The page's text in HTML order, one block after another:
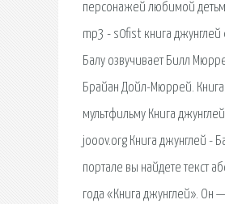
персонажей любимой
mp3 - s0fist книга
Балу озвучивает Билл
Брайан Дойл-Мюррей. Книга
мультфильму Книга
jooov.org Книга джунглей -
портале вы найдете текст
года «Книга джунглей». Он